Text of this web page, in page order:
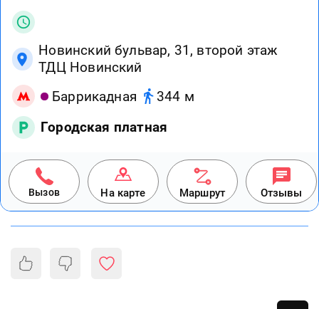
Новинский бульвар, 31, второй этаж
ТДЦ Новинский
Баррикадная
344 м
Городская платная
Вызов На карте Маршрут Отзывы